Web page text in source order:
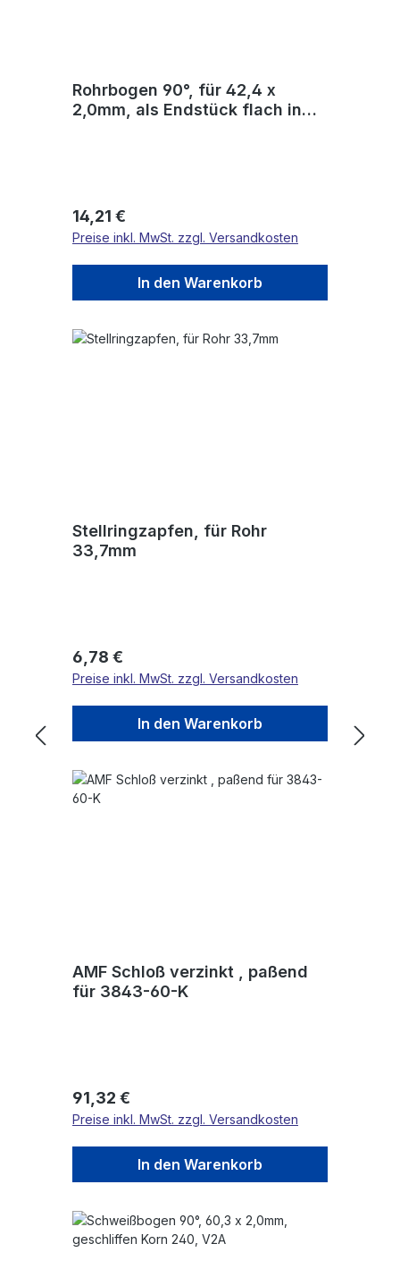
Rohrbogen 90°, für 42,4 x
2,0mm, als Endstück flach in
Regulärer Preis:
14,21 €
Preise inkl. MwSt. zzgl. Versandkosten
In den Warenkorb
Stellringzapfen, für Rohr
33,7mm
Regulärer Preis:
6,78 €
Preise inkl. MwSt. zzgl. Versandkosten
In den Warenkorb
AMF Schloß verzinkt , paßend
für 3843-60-K
Regulärer Preis:
91,32 €
Preise inkl. MwSt. zzgl. Versandkosten
In den Warenkorb